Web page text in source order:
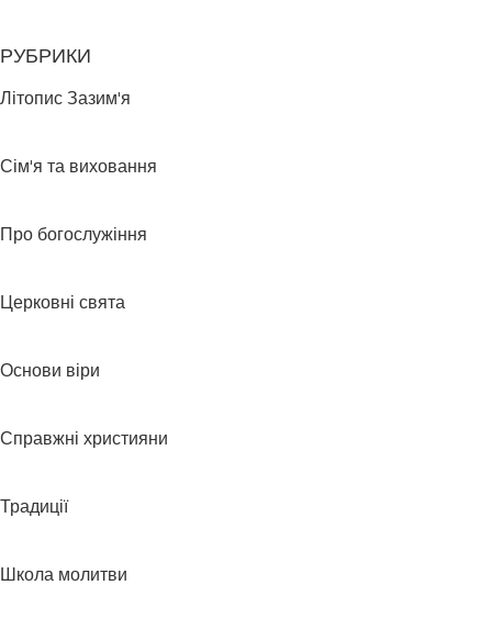
РУБРИКИ
Літопис Зазим'я
Сім'я та виховання
Про богослужіння
Церковні свята
Основи віри
Справжні християни
Традиції
Школа молитви